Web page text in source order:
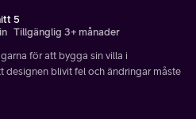
5
Tillgänglig 3+ månader
för att bygga sin villa i
designen blivit fel och ändringar måste